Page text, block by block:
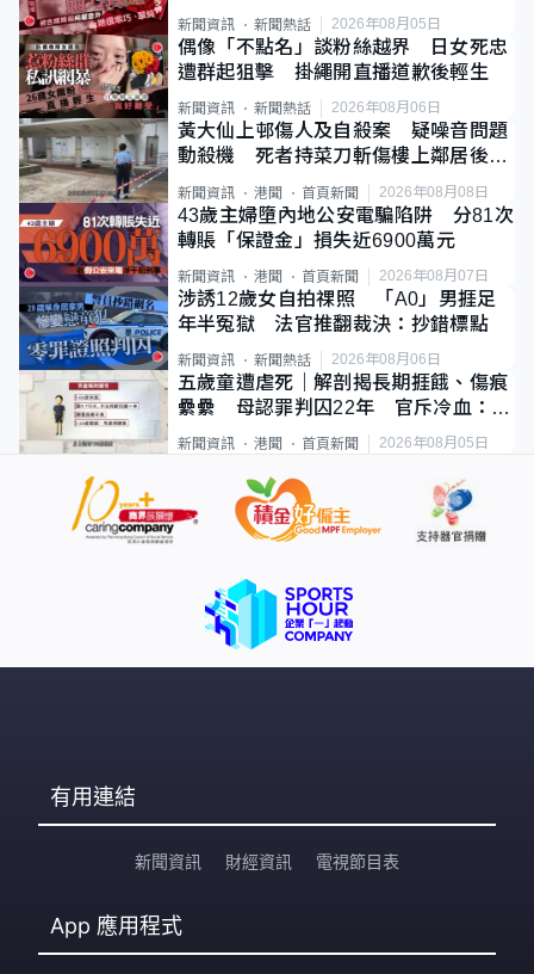
新聞資訊 新聞熱話 2026年08月05日
偶像「不點名」談粉絲越界 日女死忠
遭群起狙擊 掛繩開直播道歉後輕生
新聞資訊 新聞熱話 2026年08月06日
黃大仙上邨傷人及自殺案 疑噪音問題
動殺機 死者持菜刀斬傷樓上鄰居後墮
新聞資訊 港聞 首頁新聞 2026年08月08日
43歲主婦墮內地公安電騙陷阱 分81次
轉賬「保證金」損失近6900萬元
新聞資訊 港聞 首頁新聞 2026年08月07日
涉誘12歲女自拍祼照 「A0」男捱足
年半冤獄 法官推翻裁決：抄錯標點
新聞資訊 新聞熱話 2026年08月06日
五歲童遭虐死｜解剖揭長期捱餓、傷痕
纍纍 母認罪判囚22年 官斥冷血：同
類案最惡劣
新聞資訊 港聞 首頁新聞 2026年08月05日
有用連結
新聞資訊 財經資訊 電視節目表
App 應用程式